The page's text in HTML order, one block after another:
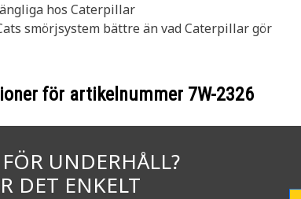
hos Caterpillar
smörjsystem bättre än vad Caterpillar gör
för artikelnummer 7W-2326
UNDERHÅLL?
DET ENKELT